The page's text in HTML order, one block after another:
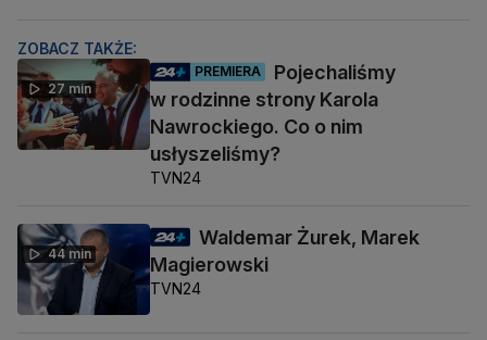
ZOBACZ TAKŻE:
27 min
PREMIERA
Pojechaliśmy
w rodzinne strony Karola
Nawrockiego. Co o nim
usłyszeliśmy?
TVN24
44 min
Waldemar Żurek, Marek
Magierowski
TVN24